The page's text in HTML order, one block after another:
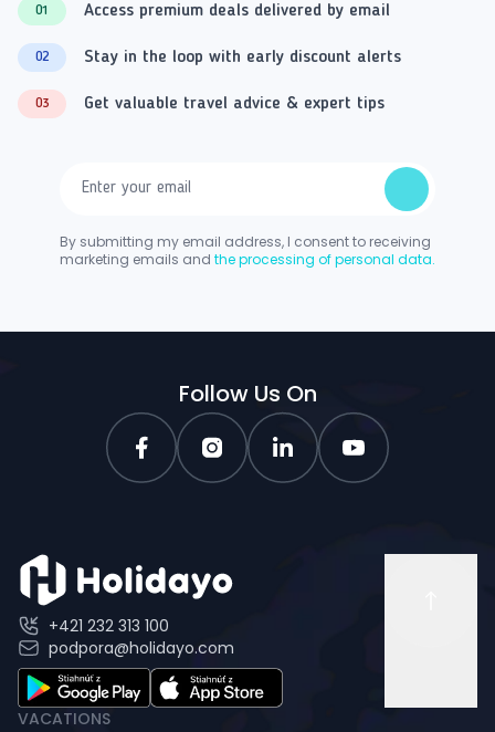
01 Access premium deals delivered by email
02 Stay in the loop with early discount alerts
03 Get valuable travel advice & expert tips
By submitting my email address, I consent to receiving
marketing emails and the processing of personal data.
Follow Us On
+421 232 313 100
podpora@holidayo.com
VACATIONS